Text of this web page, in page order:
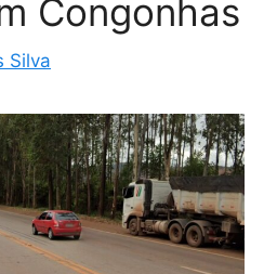
Congonhas
Silva